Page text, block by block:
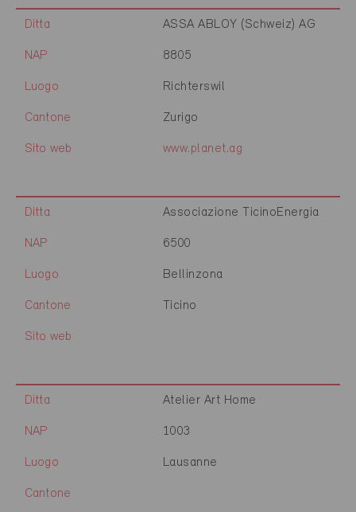
Ditta ASSA ABLOY (Schweiz) AG
NAP 8805
Luogo Richterswil
Cantone Zurigo
Sito web www.planet.ag
Ditta Associazione TicinoEnergia
NAP 6500
Luogo Bellinzona
Cantone Ticino
Sito web
Ditta Atelier Art Home
NAP 1003
Luogo Lausanne
Cantone